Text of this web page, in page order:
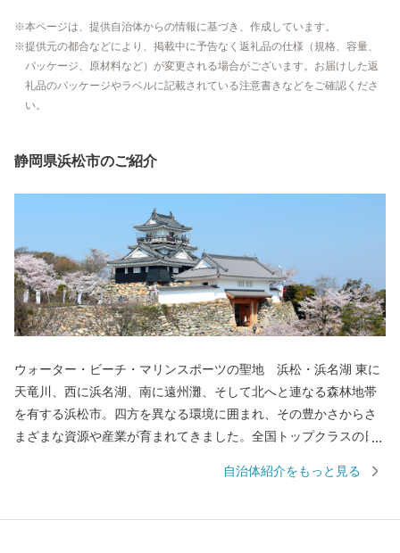
本ページは、提供自治体からの情報に基づき、作成しています。
提供元の都合などにより、掲載中に予告なく返礼品の仕様（規格、容量、
パッケージ、原材料など）が変更される場合がございます。お届けした返
礼品のパッケージやラベルに記載されている注意書きなどをご確認くださ
い。
静岡県浜松市のご紹介
ウォーター・ビーチ・マリンスポーツの聖地 浜松・浜名湖 東に
天竜川、西に浜名湖、南に遠州灘、そして北へと連なる森林地帯
を有する浜松市。四方を異なる環境に囲まれ、その豊かさからさ
まざまな資源や産業が育まれてきました。全国トップクラスの日
ほか、楽器やオートバイ、繊維、食品など、ものづくりの街は生
自治体紹介をもっと見る